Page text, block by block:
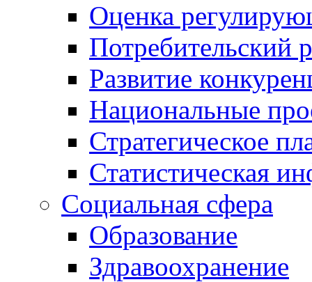
Оценка
Потребительский
Развитие
Национальные
Стратегическое
Статистическая
Социальная сфера
Образование
Здравоохранение